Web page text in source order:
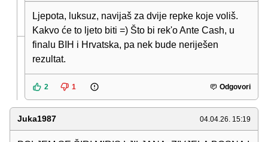
Ljepota, luksuz, navijaš za dvije repke koje voliš.
Kakvo će to ljeto biti =) Što bi rek'o Ante Cash, u
finalu BIH i Hrvatska, pa nek bude neriješen
rezultat.
2 1 Odgovori
Juka1987 04.04.26. 15:19